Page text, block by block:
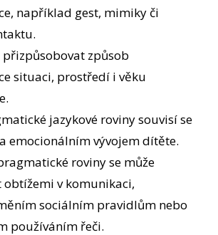
například gest, mimiky či
přizpůsobovat způsob
situaci, prostředí i věku
jazykové roviny souvisí se
emocionálním vývojem dítěte.
roviny se může
obtížemi v komunikaci,
sociálním pravidlům nebo
používáním řeči.